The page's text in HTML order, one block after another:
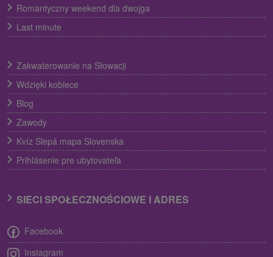
Romantyczny weekend dla dwojga
Last minute
Zakwaterowanie na Słowacji
Wdzięki kobiece
Blog
Zawody
Kvíz Slepá mapa Slovenska
Prihlásenie pre ubytovateľa
SIECI SPOŁECZNOŚCIOWE I ADRES
Facebook
Instagram